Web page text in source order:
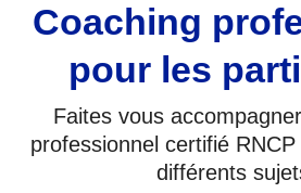
Coaching
pour les
Faites vous
professionnel certifié
différents